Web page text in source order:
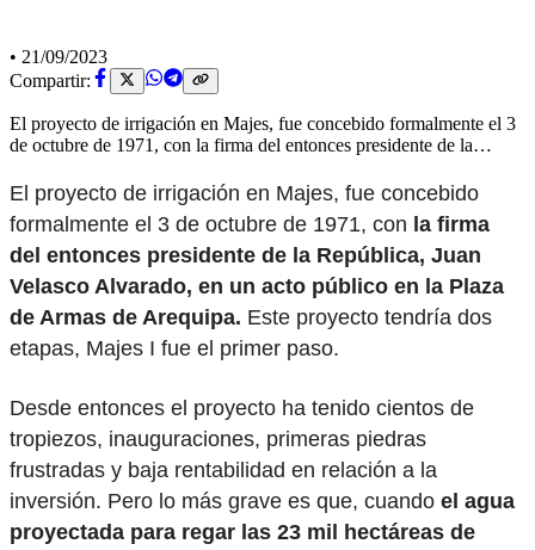
• 21/09/2023
Compartir:
El proyecto de irrigación en Majes, fue concebido formalmente el 3
de octubre de 1971, con la firma del entonces presidente de la…
El proyecto de irrigación en Majes, fue concebido
formalmente el 3 de octubre de 1971, con la firma
del entonces presidente de la República, Juan
Velasco Alvarado, en un acto público en la Plaza
de Armas de Arequipa. Este proyecto tendría dos
etapas, Majes I fue el primer paso.
Desde entonces el proyecto ha tenido cientos de
tropiezos, inauguraciones, primeras piedras
frustradas y baja rentabilidad en relación a la
inversión. Pero lo más grave es que, cuando el agua
proyectada para regar las 23 mil hectáreas de